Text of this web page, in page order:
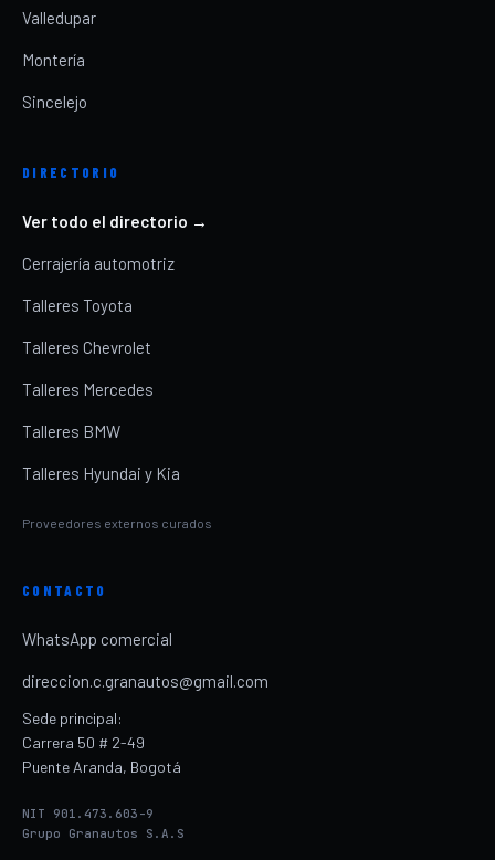
Valledupar
Montería
Sincelejo
DIRECTORIO
Ver todo el directorio →
Cerrajería automotriz
Talleres Toyota
Talleres Chevrolet
Talleres Mercedes
Talleres BMW
Talleres Hyundai y Kia
Proveedores externos curados
CONTACTO
WhatsApp comercial
direccion.c.granautos@gmail.com
Sede principal:
Carrera 50 # 2-49
Puente Aranda, Bogotá
NIT 901.473.603-9
Grupo Granautos S.A.S